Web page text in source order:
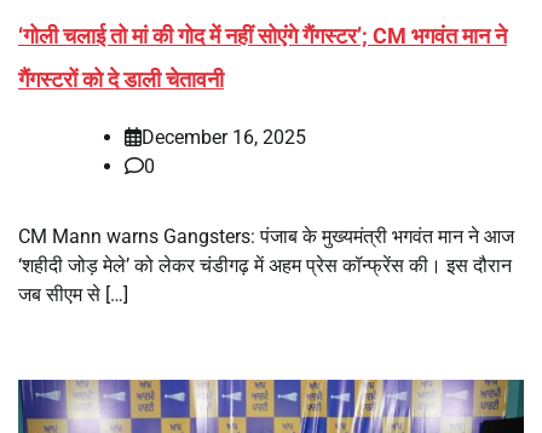
‘गोली चलाई तो मां की गोद में नहीं सोएंगे गैंगस्टर’; CM भगवंत मान ने
गैंगस्टरों को दे डाली चेतावनी
December 16, 2025
0
CM Mann warns Gangsters: पंजाब के मुख्यमंत्री भगवंत मान ने आज
‘शहीदी जोड़ मेले’ को लेकर चंडीगढ़ में अहम प्रेस कॉन्फ्रेंस की। इस दौरान
जब सीएम से […]